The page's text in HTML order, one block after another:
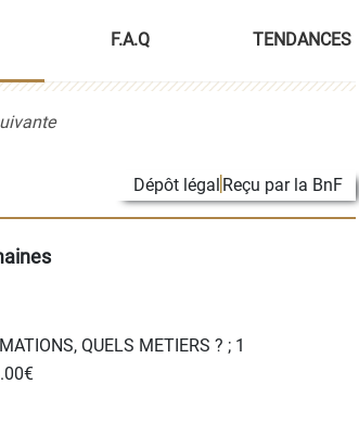
F.A.Q TENDANCES
Dépôt légal Reçu par la BnF
QUELS METIERS ? ; 1